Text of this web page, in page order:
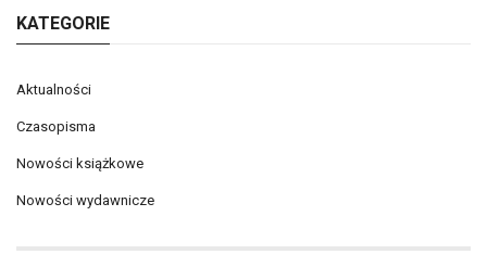
KATEGORIE
Aktualności
Czasopisma
Nowości książkowe
Nowości wydawnicze